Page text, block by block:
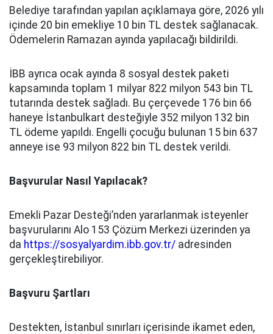
Belediye tarafından yapılan açıklamaya göre, 2026 yılı
içinde 20 bin emekliye 10 bin TL destek sağlanacak.
Ödemelerin Ramazan ayında yapılacağı bildirildi.
İBB ayrıca ocak ayında 8 sosyal destek paketi
kapsamında toplam 1 milyar 822 milyon 543 bin TL
tutarında destek sağladı. Bu çerçevede 176 bin 66
haneye İstanbulkart desteğiyle 352 milyon 132 bin
TL ödeme yapıldı. Engelli çocuğu bulunan 15 bin 637
anneye ise 93 milyon 822 bin TL destek verildi.
Başvurular Nasıl Yapılacak?
Emekli Pazar Desteği’nden yararlanmak isteyenler
başvurularını Alo 153 Çözüm Merkezi üzerinden ya
da https://sosyalyardim.ibb.gov.tr/ adresinden
gerçekleştirebiliyor.
Başvuru Şartları
Destekten, İstanbul sınırları içerisinde ikamet eden,